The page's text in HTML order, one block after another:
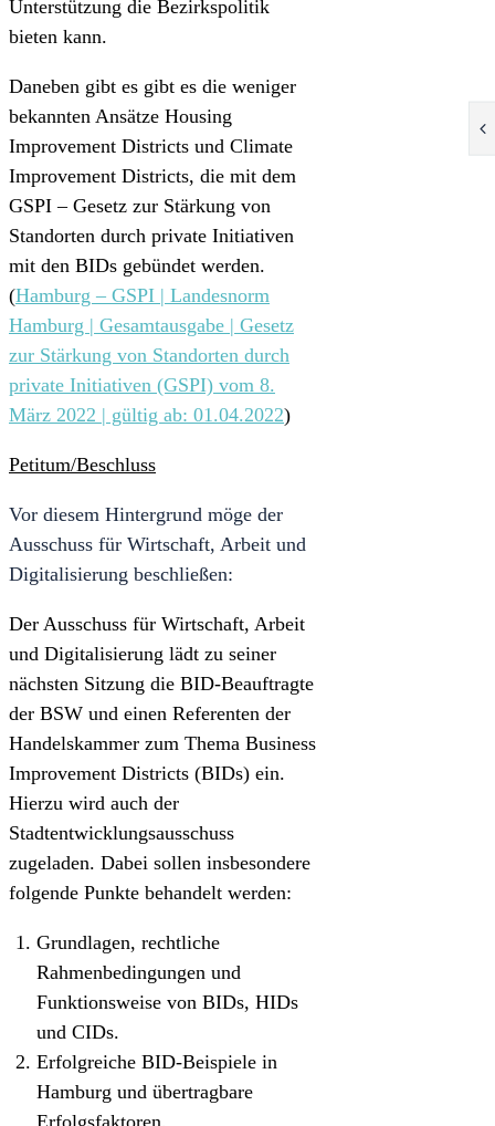
Unterstützung die Bezirkspolitik
bieten kann.
Daneben gibt es gibt es die weniger
bekannten Ansätze Housing
Improvement Districts und Climate
Improvement Districts, die mit dem
GSPI – Gesetz zur Stärkung von
Standorten durch private Initiativen
mit den BIDs gebündet werden.
(Hamburg – GSPI | Landesnorm
Hamburg | Gesamtausgabe | Gesetz
zur Stärkung von Standorten durch
private Initiativen (GSPI) vom 8.
März 2022 | gültig ab: 01.04.2022)
Petitum/Beschluss
Vor diesem Hintergrund möge der
Ausschuss für Wirtschaft, Arbeit und
Digitalisierung beschließen:
Der Ausschuss für Wirtschaft, Arbeit
und Digitalisierung lädt zu seiner
nächsten Sitzung die BID-Beauftragte
der BSW und einen Referenten der
Handelskammer zum Thema Business
Improvement Districts (BIDs) ein.
Hierzu wird auch der
Stadtentwicklungsausschuss
zugeladen. Dabei sollen insbesondere
folgende Punkte behandelt werden:
Grundlagen, rechtliche
Rahmenbedingungen und
Funktionsweise von BIDs, HIDs
und CIDs.
Erfolgreiche BID-Beispiele in
Hamburg und übertragbare
Erfolgsfaktoren.